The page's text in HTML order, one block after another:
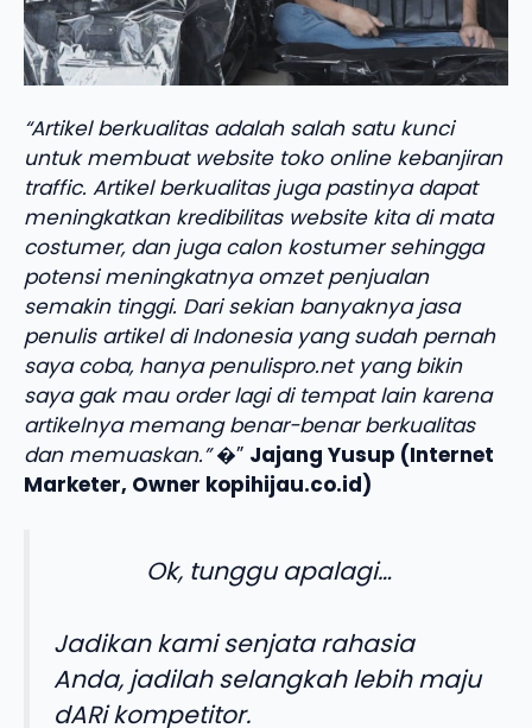
“Artikel berkualitas adalah salah satu kunci
untuk membuat website toko online kebanjiran
traffic. Artikel berkualitas juga pastinya dapat
meningkatkan kredibilitas website kita di mata
costumer, dan juga calon kostumer sehingga
potensi meningkatnya omzet penjualan
semakin tinggi. Dari sekian banyaknya jasa
penulis artikel di Indonesia yang sudah pernah
saya coba, hanya penulispro.net yang bikin
saya gak mau order lagi di tempat lain karena
artikelnya memang benar-benar berkualitas
dan memuaskan.”�” Jajang Yusup (Internet
Marketer, Owner kopihijau.co.id)
Ok, tunggu apalagi…
Jadikan kami senjata rahasia
Anda, jadilah selangkah lebih maju
dARi kompetitor.